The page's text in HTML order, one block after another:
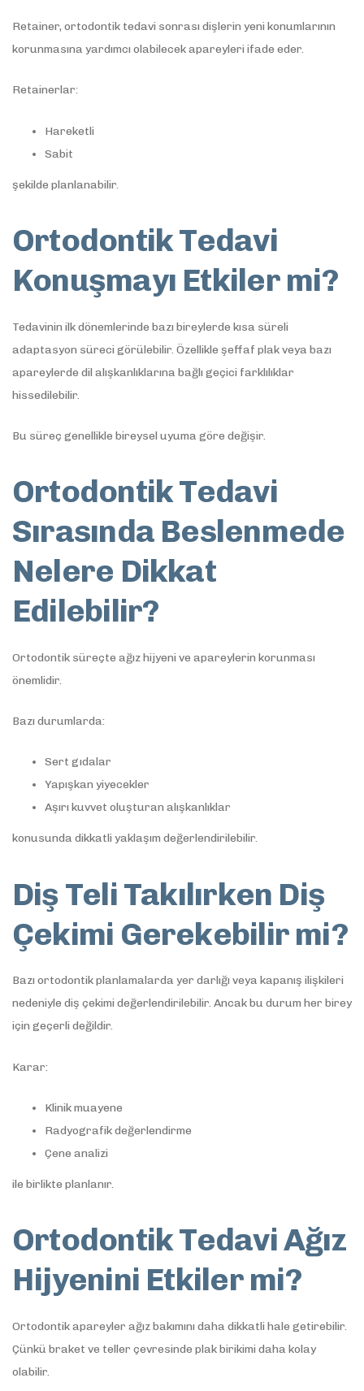
Retainer, ortodontik tedavi sonrası dişlerin yeni konumlarının
korunmasına yardımcı olabilecek apareyleri ifade eder.
Retainerlar:
Hareketli
Sabit
şekilde planlanabilir.
Ortodontik Tedavi
Konuşmayı Etkiler mi?
Tedavinin ilk dönemlerinde bazı bireylerde kısa süreli
adaptasyon süreci görülebilir. Özellikle şeffaf plak veya bazı
apareylerde dil alışkanlıklarına bağlı geçici farklılıklar
hissedilebilir.
Bu süreç genellikle bireysel uyuma göre değişir.
Ortodontik Tedavi
Sırasında Beslenmede
Nelere Dikkat
Edilebilir?
Ortodontik süreçte ağız hijyeni ve apareylerin korunması
önemlidir.
Bazı durumlarda:
Sert gıdalar
Yapışkan yiyecekler
Aşırı kuvvet oluşturan alışkanlıklar
konusunda dikkatli yaklaşım değerlendirilebilir.
Diş Teli Takılırken Diş
Çekimi Gerekebilir mi?
Bazı ortodontik planlamalarda yer darlığı veya kapanış ilişkileri
nedeniyle diş çekimi değerlendirilebilir. Ancak bu durum her birey
için geçerli değildir.
Karar:
Klinik muayene
Radyografik değerlendirme
Çene analizi
ile birlikte planlanır.
Ortodontik Tedavi Ağız
Hijyenini Etkiler mi?
Ortodontik apareyler ağız bakımını daha dikkatli hale getirebilir.
Çünkü braket ve teller çevresinde plak birikimi daha kolay
olabilir.